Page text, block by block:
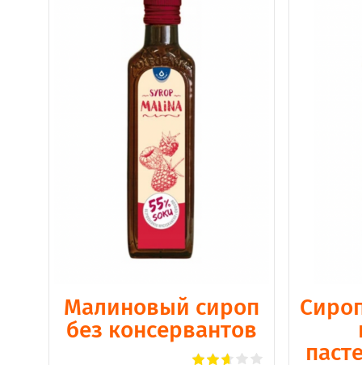
Малиновый сироп
без консервантов